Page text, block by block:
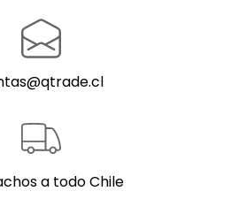
a todo Chile